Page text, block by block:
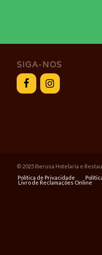
SIGA-NOS
© 2025 Iberusa Hotelaria e
Política de Privacidade
Livro de Reclamações Online